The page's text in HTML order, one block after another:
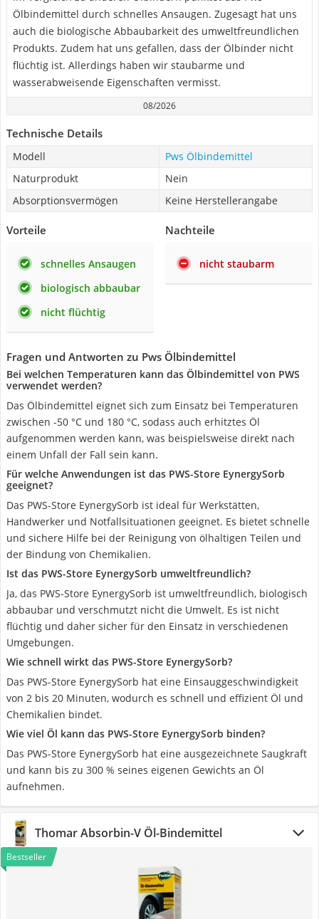
Ölbindemittel durch schnelles Ansaugen. Zugesagt hat uns
auch die biologische Abbaubarkeit des umweltfreundlichen
Produkts. Zudem hat uns gefallen, dass der Ölbinder nicht
flüchtig ist. Allerdings haben wir staubarme und
wasserabweisende Eigenschaften vermisst.
08/2026
Technische Details
Modell
Pws Ölbindemittel
Naturprodukt
Nein
Absorptionsvermögen
Keine Herstellerangabe
Vorteile
schnelles Ansaugen
biologisch abbaubar
nicht flüchtig
Nachteile
nicht staubarm
Fragen und Antworten zu Pws Ölbindemittel
Bei welchen Temperaturen kann das Ölbindemittel von PWS
verwendet werden?
Das Ölbindemittel eignet sich zum Einsatz bei Temperaturen
zwischen -50 °C und 180 °C, sodass auch erhitztes Öl
aufgenommen werden kann, was beispielsweise direkt nach
einem Unfall der Fall sein kann.
Für welche Anwendungen ist das PWS-Store EynergySorb
geeignet?
Das PWS-Store EynergySorb ist ideal für Werkstätten,
Handwerker und Notfallsituationen geeignet. Es bietet schnelle
und sichere Hilfe bei der Reinigung von ölhaltigen Teilen und
der Bindung von Chemikalien.
Ist das PWS-Store EynergySorb umweltfreundlich?
Ja, das PWS-Store EynergySorb ist umweltfreundlich, biologisch
abbaubar und verschmutzt nicht die Umwelt. Es ist nicht
flüchtig und daher sicher für den Einsatz in verschiedenen
Umgebungen.
Wie schnell wirkt das PWS-Store EynergySorb?
Das PWS-Store EynergySorb hat eine Einsauggeschwindigkeit
von 2 bis 20 Minuten, wodurch es schnell und effizient Öl und
Chemikalien bindet.
Wie viel Öl kann das PWS-Store EynergySorb binden?
Das PWS-Store EynergySorb hat eine ausgezeichnete Saugkraft
und kann bis zu 300 % seines eigenen Gewichts an Öl
aufnehmen.
Thomar Absorbin-V Öl-Bindemittel
Bestseller